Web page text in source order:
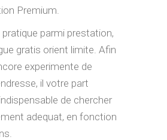
Premium.
pratique parmi prestation,
gratis orient limite. Afin
experimente de
il votre part
de chercher
adequat, en fonction